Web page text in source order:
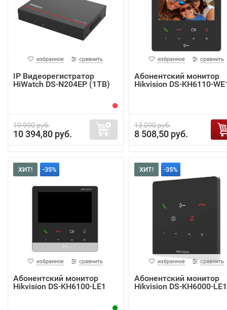
избранное сравнить
IP Видеорегистратор
HiWatch DS-N204EP (1TB)
19 990 руб.
10 394,80 руб.
избранное сравнить
Абонентский монитор
Hikvision DS-KH6110-
13 090 руб.
8 508,50 руб.
ХИТ! -35%
избранное сравнить
Абонентский монитор
Hikvision DS-KH6100-LE1
ХИТ! -35%
избранное сравнить
Абонентский монитор
Hikvision DS-KH6000-LE1